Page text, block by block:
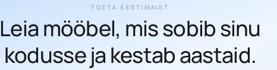
TOETA EESTIMAIST
Leia mööbel, mis sobib sinu
kodusse ja kestab aastaid.